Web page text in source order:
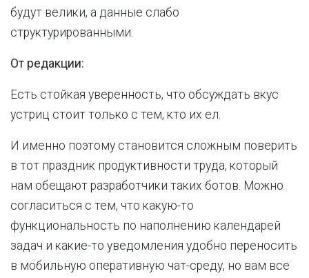
будут велики, а данные слабо
структурированными.
От редакции:
Есть стойкая уверенность, что обсуждать вкус
устриц стоит только с тем, кто их ел.
И именно поэтому становится сложным поверить
в тот праздник продуктивности труда, который
нам обещают разработчики таких ботов. Можно
согласиться с тем, что какую-то
функциональность по наполнению календарей
задач и какие-то уведомления удобно переносить
в мобильную оперативную чат-среду, но вам все